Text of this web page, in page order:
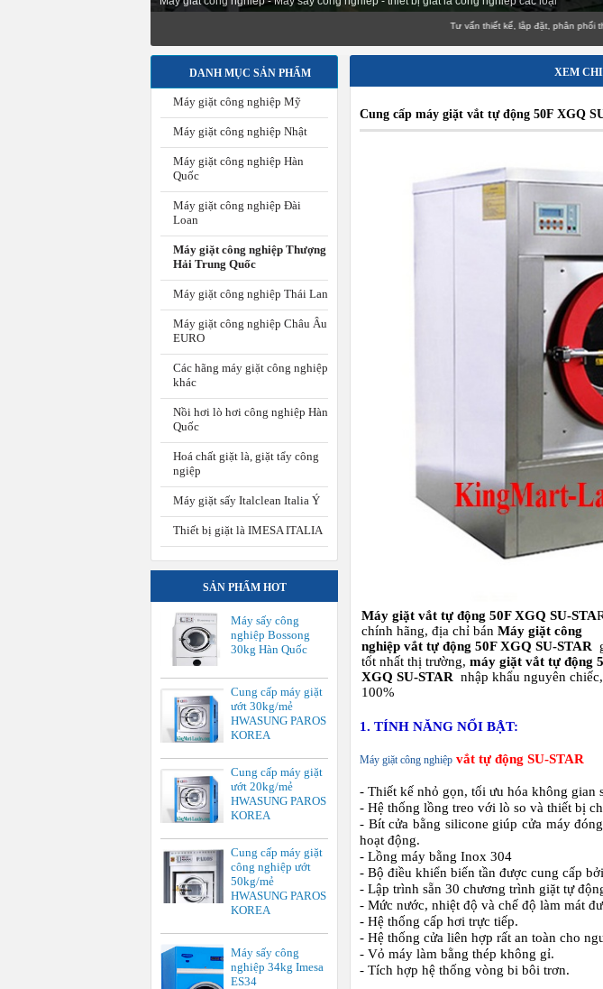
Tư vấn thiết kế, lắp đặt,
DANH MỤC SẢN PHẨM
Máy giặt công nghiệp Mỹ
Máy giặt công nghiệp Nhật
Máy giặt công nghiệp Hàn
Quốc
Máy giặt công nghiệp Đài
Loan
Máy giặt công nghiệp Thượng
Hải Trung Quốc
Máy giặt công nghiệp Thái Lan
Máy giặt công nghiệp Châu Âu
EURO
Các hãng máy giặt công nghiệp
khác
Nồi hơi lò hơi công nghiệp Hàn
Quốc
Hoá chất giặt là, giặt tẩy công
ngiệp
Máy giặt sấy Italclean Italia Ý
Thiết bị giặt là IMESA ITALIA
SẢN PHẨM HOT
Máy sấy công
nghiệp Bossong
30kg Hàn Quốc
Cung cấp máy giặt
ướt 30kg/mẻ
HWASUNG PAROS
KOREA
Cung cấp máy giặt
ướt 20kg/mẻ
HWASUNG PAROS
KOREA
Cung cấp máy giặt
công nghiệp ướt
50kg/mẻ
HWASUNG PAROS
KOREA
Máy sấy công
nghiệp 34kg Imesa
ES34
XEM
Cung cấp máy giặt vắt tự động 50F XGQ
Máy giặt vắt tự động 50F XGQ SU-STA
chính hãng, địa chỉ bán Máy giặt công
nghiệp vắt tự động 50F XGQ SU-STAR
tốt nhất thị trường, máy giặt vắt tự động
XGQ SU-STAR nhập khẩu nguyên
100%
1. TÍNH NĂNG NỔI BẬT:
Máy giặt công nghiệp vắt tự động SU-STAR
- Thiết kế nhỏ gọn, tối ưu hóa không gian
- Hệ thống lồng treo với lò so và thiết bị
- Bít cửa bằng silicone giúp cửa máy
hoạt động.
- Lồng máy bằng Inox 304
- Bộ điều khiển biến tần được cung cấp
- Lập trình sẵn 30 chương trình giặt tự
- Mức nước, nhiệt độ và chế độ làm mát
- Hệ thống cấp hơi trực tiếp.
- Hệ thống cửa liên hợp rất an toàn cho
- Vỏ máy làm bằng thép không gỉ.
- Tích hợp hệ thống vòng bi bôi trơn.